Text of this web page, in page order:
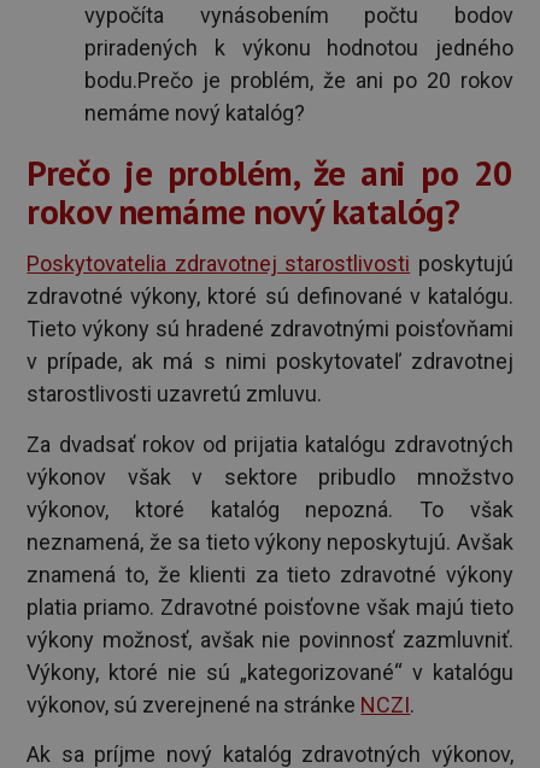
vypočíta vynásobením počtu bodov
priradených k výkonu hodnotou jedného
bodu.Prečo je problém, že ani po 20 rokov
nemáme nový katalóg?
Prečo je problém, že ani po 20
rokov nemáme nový katalóg?
Poskytovatelia zdravotnej starostlivosti poskytujú
zdravotné výkony, ktoré sú definované v katalógu.
Tieto výkony sú hradené zdravotnými poisťovňami
v prípade, ak má s nimi poskytovateľ zdravotnej
starostlivosti uzavretú zmluvu.
Za dvadsať rokov od prijatia katalógu zdravotných
výkonov však v sektore pribudlo množstvo
výkonov, ktoré katalóg nepozná. To však
neznamená, že sa tieto výkony neposkytujú. Avšak
znamená to, že klienti za tieto zdravotné výkony
platia priamo. Zdravotné poisťovne však majú tieto
výkony možnosť, avšak nie povinnosť zazmluvniť.
Výkony, ktoré nie sú „kategorizované“ v katalógu
výkonov, sú zverejnené na stránke NCZI.
Ak sa príjme nový katalóg zdravotných výkonov,